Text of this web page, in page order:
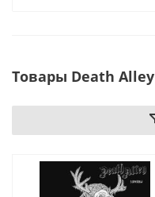
Товары Death